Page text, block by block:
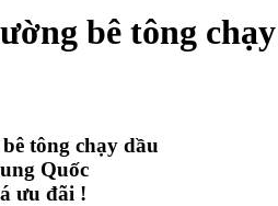
bê tông
tông chạy dầu
Quốc
ưu đãi !